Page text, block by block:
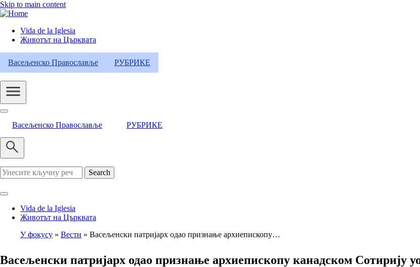
Skip to main content
Header
Category
Menu
Vida de la Iglesia
Животът на Църквата
Васељенско Православље РУБРИКЕ
Васељенско Православље РУБРИКЕ
Search
Vida de la Iglesia
Животът на Църквата
У фокусу Вести Васељенски патријарх одао признање архиепископу…
Васељенски патријарх одао признање архиепископу канадском Сотирију